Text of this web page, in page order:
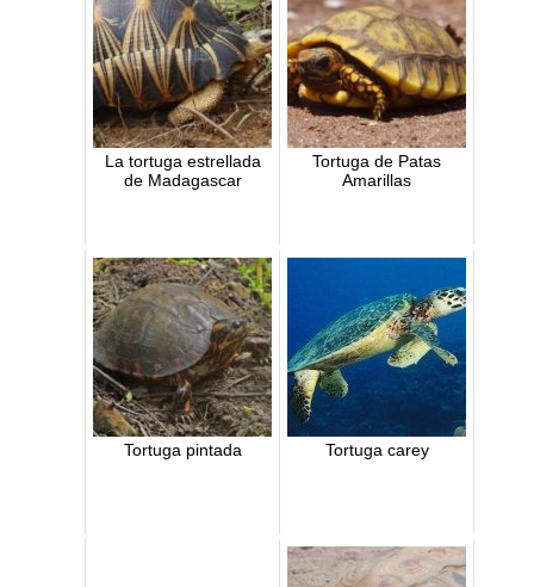
La tortuga estrellada
de Madagascar
Tortuga de Patas
Amarillas
Tortuga pintada Tortuga carey